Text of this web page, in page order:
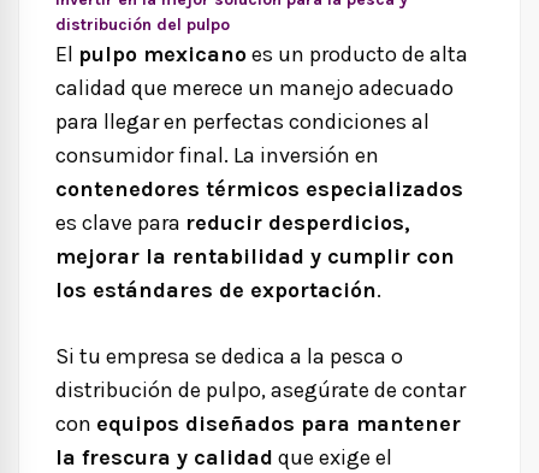
distribución del pulpo
El pulpo mexicanoes un producto de alta
calidad que merece un manejo adecuado
para llegar en perfectas condiciones al
consumidor final. La inversión en
contenedores térmicos especializados
es clave para reducir desperdicios,
mejorar la rentabilidad y cumplir con
los estándares de exportación.
Si tu empresa se dedica a la pesca o
distribución de pulpo, asegúrate de contar
con equipos diseñados para mantener
la frescura y calidad que exige el